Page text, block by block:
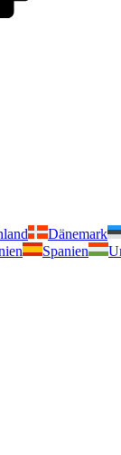
Dänemark
Spanien